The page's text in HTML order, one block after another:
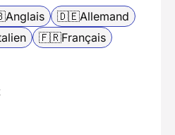
Anglais 🇩🇪Allemand
🇫🇷Français